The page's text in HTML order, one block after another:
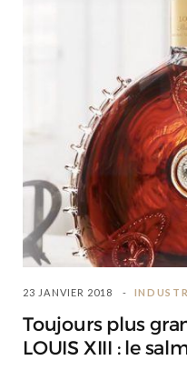
23 JANVIER 2018
Toujours plus
LOUIS XIII : le